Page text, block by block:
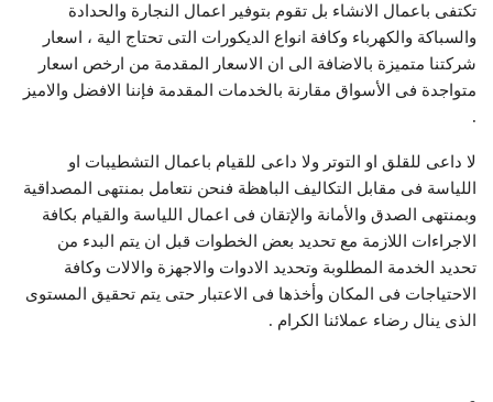
تكتفى باعمال الانشاء بل تقوم بتوفير اعمال النجارة والحدادة
والسباكة والكهرباء وكافة انواع الديكورات التى تحتاج الية ، اسعار
شركتنا متميزة بالاضافة الى ان الاسعار المقدمة من ارخص اسعار
متواجدة فى الأسواق مقارنة بالخدمات المقدمة فإننا الافضل والاميز
.
لا داعى للقلق او التوتر ولا داعى للقيام باعمال التشطيبات او
اللياسة فى مقابل التكاليف الباهظة فنحن نتعامل بمنتهى المصداقية
وبمنتهى الصدق والأمانة والإتقان فى اعمال اللياسة والقيام بكافة
الاجراءات اللازمة مع تحديد بعض الخطوات قبل ان يتم البدء من
تحديد الخدمة المطلوبة وتحديد الادوات والاجهزة والالات وكافة
الاحتياجات فى المكان وأخذها فى الاعتبار حتى يتم تحقيق المستوى
الذى ينال رضاء عملائنا الكرام .